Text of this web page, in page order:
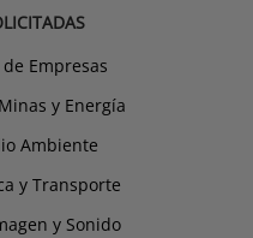
Empresas
y Energía
Ambiente
y Transporte
y Sonido